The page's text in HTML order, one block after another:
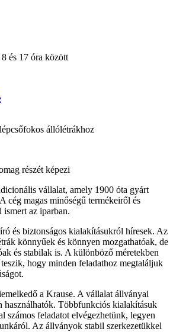
és 17 óra között
állólétrákhoz
részét képezi
vállalat, amely 1900 óta gyárt
cég magas minőségű termékeiről és
az iparban.
és biztonságos kialakításukról híresek. Az
könnyűek és könnyen mozgathatóak, de
és stabilak is. A különböző méretekben
hogy minden feladathoz megtaláljuk
a Krause. A vállalat állványai
használhatók. Többfunkciós kialakításuk
számos feladatot elvégezhetünk, legyen
Az állványok stabil szerkezetükkel